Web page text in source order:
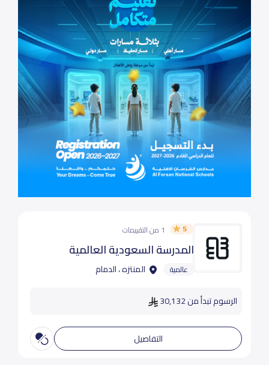
5 1 من التقييمات
المدرسة السعودية العالمية
عالمية المنتزه ، الدمام
الرسوم تبدأ من 30,132
التفاصيل